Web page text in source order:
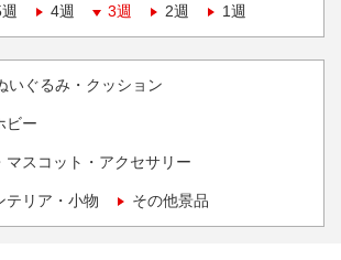
4週 3週 2週 1週
いぐるみ・クッション
ビー
マスコット・アクセサリー
テリア・小物 その他景品